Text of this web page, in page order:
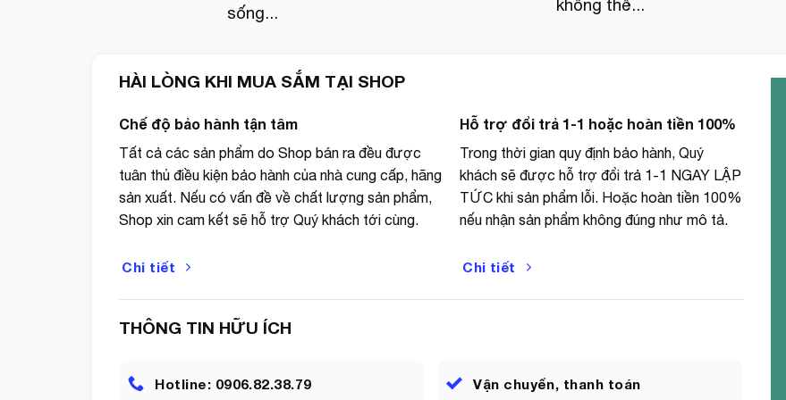
trước xem nano có phản ứng với chất liệu giầy làm đổi màu giầy hay không (đây là nếu mình cẩn thận
Nếu sau khi xịt phủ 1 lúc mà lớp phủ có màu bạc thì đó là lớp xịt chưa khô hết hoặc bạn đã xịt hơi
Xin quý khách vui lòng đọc kỹ mô tả sản phẩm (hoặc hỏi tư vấn) trước khi mua, tránh trường hợp sau
khi đặt hàng xong lại không nhận hàng hoặc trả hàng tội shop lắm ạ.
Video khi mở hàng để đảm bảo quyền lợi).
ra hư hỏng bể vỡ). Vì vậy nếu khi nhận sản phẩm mà không hoạt động hoặc cần hướng dẫn sử dụng,
sống...
không thể...
HÀI LÒNG KHI MUA SẮM TẠI SHOP
Chế độ bảo hành tận tâm
Tất cả các sản phẩm do Shop bán ra đều được
tuân thủ điều kiện bảo hành của nhà cung cấp, hãng
sản xuất. Nếu có vấn đề về chất lượng sản phẩm,
Shop xin cam kết sẽ hỗ trợ Quý khách tới cùng.
Chi tiết
Hỗ trợ đổi trả 1-1 hoặc hoàn tiền 100%
Trong thời gian quy định bảo hành, Quý
khách sẽ được hỗ trợ đổi trả 1-1 NGAY LẬP
TỨC khi sản phẩm lỗi. Hoặc hoàn tiền 100%
nếu nhận sản phẩm không đúng như mô tả.
Chi tiết
THÔNG TIN HỮU ÍCH
Hotline: 0906.82.38.79 Vận chuyển, thanh toán